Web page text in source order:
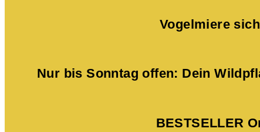
Vogelmiere
Nur bis Sonntag offen: Dein
BESTSELLER